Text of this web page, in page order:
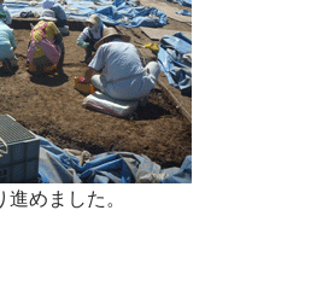
めました。